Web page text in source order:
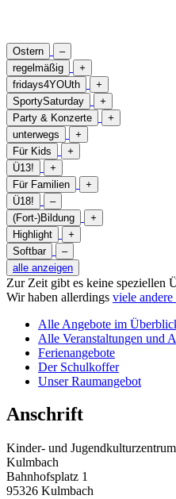
Ostern
–
regelmäßig
+
fridays4YOUth
+
SportySaturday
+
Party & Konzerte
+
unterwegs
+
Für Kids
+
Ü13!
+
Für Familien
+
Ü18!
–
(Fort-)Bildung
+
Highlight
+
Softbar
–
alle anzeigen
Zur Zeit gibt es keine speziellen
Wir haben allerdings viele andere
Alle Angebote im
Alle Veranstaltungen und
Ferienangebote
Der Schulkoffer
Unser Raumangebot
Anschrift
Kinder- und
Kulmbach
Bahnhofsplatz 1
95326 Kulmbach